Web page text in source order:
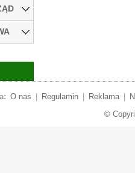
O nas Regulamin Reklama
©